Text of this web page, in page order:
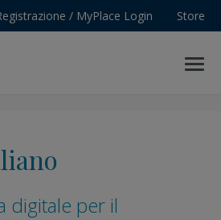
/ MyPlace Login Store
digitale per il